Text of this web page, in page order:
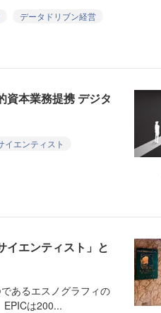
データドリブン経営
本業務提携 デジタ
イエンティスト
エンティスト」と
あるエスノグラフィの
EPICは200...